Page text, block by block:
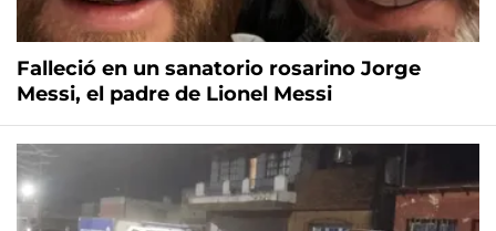
Falleció en un sanatorio rosarino Jorge
Messi, el padre de Lionel Messi